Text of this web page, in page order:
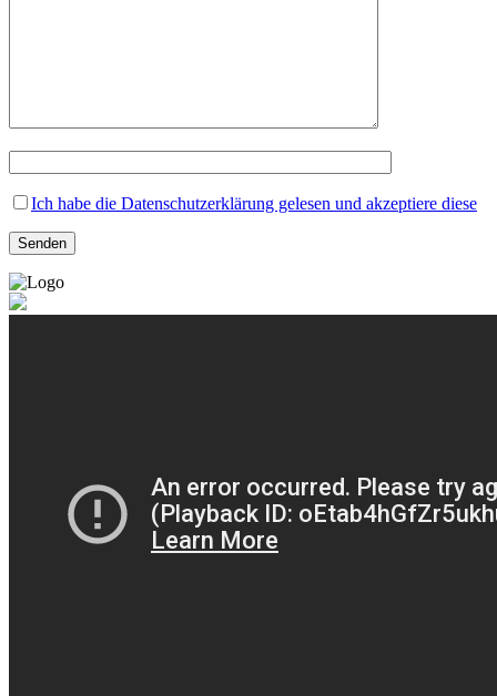
Ich habe die Datenschutzerklärung gelesen und akzeptiere diese